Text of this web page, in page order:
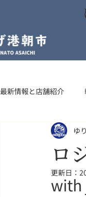
最新情報と店舗紹介
インフォメーション
ロ
ゆ
更新日：
with